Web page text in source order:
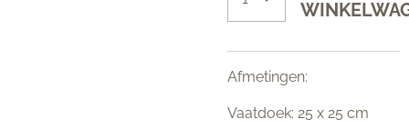
Afmetingen:
Vaatdoek: 25 x 25 cm